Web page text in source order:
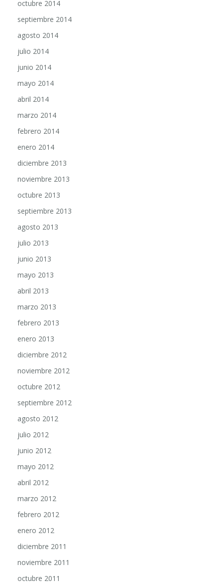
octubre 2014
septiembre 2014
agosto 2014
julio 2014
junio 2014
mayo 2014
abril 2014
marzo 2014
febrero 2014
enero 2014
diciembre 2013
noviembre 2013
octubre 2013
septiembre 2013
agosto 2013
julio 2013
junio 2013
mayo 2013
abril 2013
marzo 2013
febrero 2013
enero 2013
diciembre 2012
noviembre 2012
octubre 2012
septiembre 2012
agosto 2012
julio 2012
junio 2012
mayo 2012
abril 2012
marzo 2012
febrero 2012
enero 2012
diciembre 2011
noviembre 2011
octubre 2011